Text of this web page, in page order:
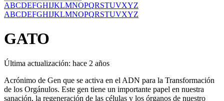
ABCDEFGHIJKLMNOPQRSTUVXYZ
ABCDEFGHIJKLMNOPQRSTUVXYZ
GATO
Última actualización: hace 2 años
Acrónimo de Gen que se activa en el ADN para la Transformación
de los Orgánulos. Este gen tiene un importante papel en nuestra
sanación, la regeneración de las células y los órganos de nuestro